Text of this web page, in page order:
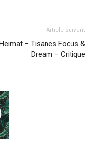
Article suivant
Heimat – Tisanes Focus &
Dream – Critique